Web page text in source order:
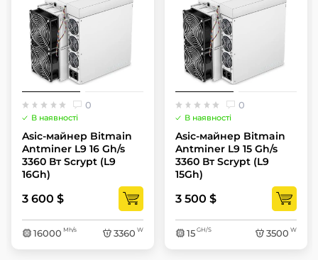
0
В наявності
Asic-майнер Bitmain
Antminer L9 16 Gh/s
3360 Вт Scrypt (L9
16Gh)
3 600 $
16000 Mh/s 3360 W
0
В наявності
Asic-майнер Bitmain
Antminer L9 15 Gh/s
3360 Вт Scrypt (L9
15Gh)
3 500 $
15 GH/S 3500 W